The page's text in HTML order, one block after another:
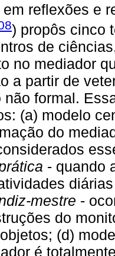
reflexões e
) propôs cinco
de
no mediador
a partir de
não formal.
(a) modelo
do
- quando
mestre -
do
(d)
é